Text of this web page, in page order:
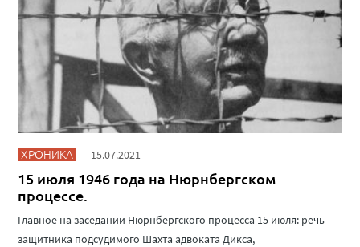
ХРОНИКА 15.07.2021
15 июля 1946 года на Нюрнбергском
процессе.
Главное на заседании Нюрнбергского процесса 15 июля: речь
защитника подсудимого Шахта адвоката Дикса,